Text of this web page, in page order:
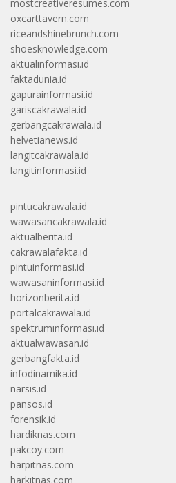
mostcreativeresumes.com
oxcarttavern.com
riceandshinebrunch.com
shoesknowledge.com
aktualinformasi.id
faktadunia.id
gapurainformasi.id
gariscakrawala.id
gerbangcakrawala.id
helvetianews.id
langitcakrawala.id
langitinformasi.id
pintucakrawala.id
wawasancakrawala.id
aktualberita.id
cakrawalafakta.id
pintuinformasi.id
wawasaninformasi.id
horizonberita.id
portalcakrawala.id
spektruminformasi.id
aktualwawasan.id
gerbangfakta.id
infodinamika.id
narsis.id
pansos.id
forensik.id
hardiknas.com
pakcoy.com
harpitnas.com
harkitnas.com